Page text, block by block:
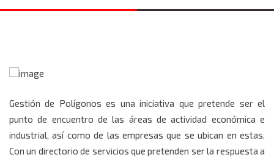
Gestión de Polígonos es una iniciativa que pretende ser el
punto de encuentro de las áreas de actividad económica e
industrial, así como de las empresas que se ubican en estas.
Con un directorio de servicios que pretenden ser la respuesta a